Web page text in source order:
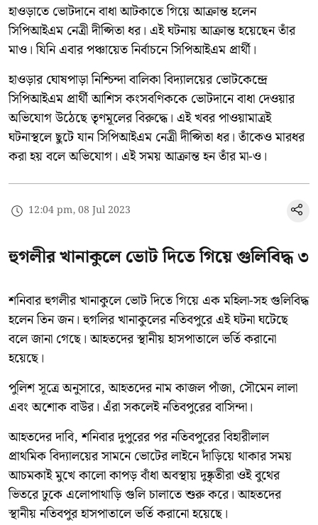
হাওড়াতে ভোটদানে বাধা আটকাতে গিয়ে আক্রান্ত হলেন
সিপিআইএম নেত্রী দীপ্সিতা ধর। এই ঘটনায় আক্রান্ত হয়েছেন তাঁর
মাও। যিনি এবার পঞ্চায়েত নির্বাচনে সিপিআইএম প্রার্থী।
হাওড়ার ঘোষপাড়া নিশ্চিন্দা বালিকা বিদ্যালয়ের ভোটকেন্দ্রে
সিপিআইএম প্রার্থী আশিস কংসবণিককে ভোটদানে বাধা দেওয়ার
অভিযোগ উঠেছে তৃণমূলের বিরুদ্ধে। এই খবর পাওয়ামাত্রই
ঘটনাস্থলে ছুটে যান সিপিআইএম নেত্রী দীপ্সিতা ধর। তাঁকেও মারধর
করা হয় বলে অভিযোগ। এই সময় আক্রান্ত হন তাঁর মা-ও।
12:04 pm, 08 Jul 2023
হুগলীর খানাকুলে ভোট দিতে গিয়ে গুলিবিদ্ধ ৩
শনিবার হুগলীর খানাকুলে ভোট দিতে গিয়ে এক মহিলা-সহ গুলিবিদ্ধ
হলেন তিন জন। হুগলির খানাকুলের নতিবপুরে এই ঘটনা ঘটেছে
বলে জানা গেছে। আহতদের স্থানীয় হাসপাতালে ভর্তি করানো
হয়েছে।
পুলিশ সূত্রে অনুসারে, আহতদের নাম কাজল পাঁজা, সৌমেন লালা
এবং অশোক বাউর। এঁরা সকলেই নতিবপুরের বাসিন্দা।
আহতদের দাবি, শনিবার দুপুরের পর নতিবপুরের বিহারীলাল
প্রাথমিক বিদ্যালয়ের সামনে ভোটের লাইনে দাঁড়িয়ে থাকার সময়
আচমকাই মুখে কালো কাপড় বাঁধা অবস্থায় দুষ্কৃতীরা ওই বুথের
ভিতরে ঢুকে এলোপাথাড়ি গুলি চালাতে শুরু করে। আহতদের
স্থানীয় নতিবপুর হাসপাতালে ভর্তি করানো হয়েছে।